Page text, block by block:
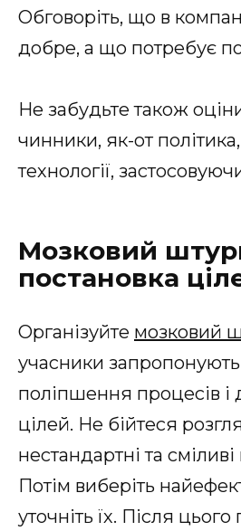
Обговоріть, що в
добре, а що потребує
Не забудьте також
чинники, як-от
технології,
Мозковий
постановка
Організуйте мозковий
учасники запропонують
поліпшення процесів і
цілей. Не бійтеся
нестандартні та
Потім виберіть
уточніть їх. Після